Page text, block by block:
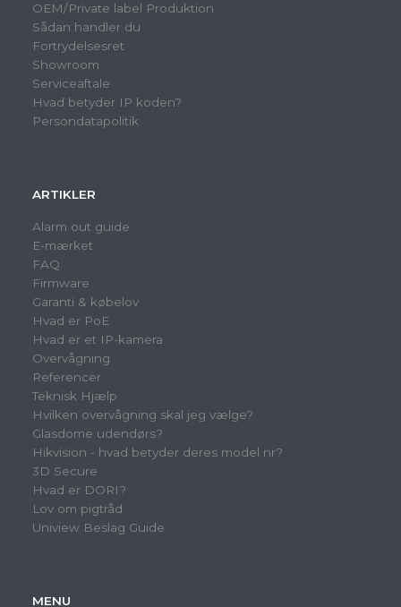
OEM/Private label Produktion
Sådan handler du
Fortrydelsesret
Showroom
Serviceaftale
Hvad betyder IP koden?
Persondatapolitik
ARTIKLER
Alarm out guide
E-mærket
FAQ
Firmware
Garanti & købelov
Hvad er PoE
Hvad er et IP-kamera
Overvågning
Referencer
Teknisk Hjælp
Hvilken overvågning skal jeg vælge?
Glasdome udendørs?
Hikvision - hvad betyder deres model nr?
3D Secure
Hvad er DORI?
Lov om pigtråd
Uniview Beslag Guide
MENU